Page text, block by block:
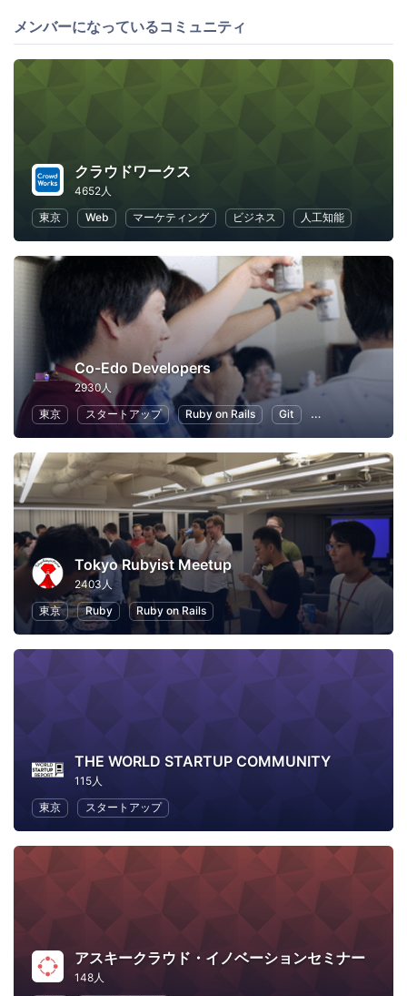
メンバーになっているコミュニティ
クラウドワークス
4652人
東京
Web マーケティング ビジネス 人工知能
Co-Edo Developers
2930人
東京
スタートアップ Ruby on Rails Git プログラミング
Tokyo Rubyist Meetup
2403人
東京
Ruby Ruby on Rails
THE WORLD STARTUP COMMUNITY
115人
東京
スタートアップ
アスキークラウド・イノベーションセミナー
148人